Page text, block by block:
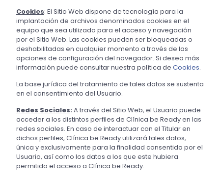
Cookies: El Sitio Web dispone de tecnología para la
implantación de archivos denominados cookies en el
equipo que sea utilizado para el acceso y navegación
por el Sitio Web. Las cookies pueden ser bloqueadas o
deshabilitadas en cualquier momento a través de las
opciones de configuración del navegador. Si desea más
información puede consultar nuestra política de Cookies.
La base jurídica del tratamiento de tales datos se sustenta
en el consentimiento del Usuario.
Redes Sociales: A través del Sitio Web, el Usuario puede
acceder a los distintos perfiles de Clínica be Ready en las
redes sociales. En caso de interactuar con el Titular en
dichos perfiles, Clínica be Ready utilizará tales datos,
única y exclusivamente para la finalidad consentida por el
Usuario, así como los datos a los que este hubiera
permitido el acceso a Clínica be Ready.